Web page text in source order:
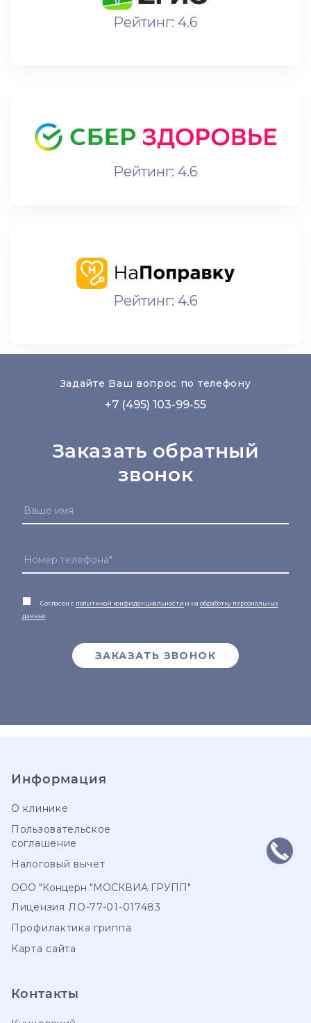
Рейтинг: 4.6
Рейтинг: 4.6
Рейтинг: 4.6
Задайте Ваш вопрос по телефону
+7 (495) 103-99-55
Заказать обратный
звонок
Согласен с политикой конфиденциальности и на обработку персональных
данных
ЗАКАЗАТЬ ЗВОНОК
Информация
О клинике
Пользовательское
соглашение
Налоговый вычет
ООО "Концерн "МОСКВИА ГРУПП"
Лицензия ЛО-77-01-017483
Профилактика гриппа
Карта сайта
Контакты